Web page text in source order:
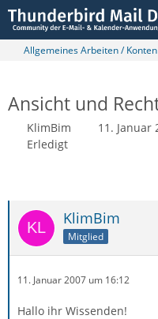
Allgemeines Arbeiten /
Ansicht und
KlimBim 11. Januar
Erledigt
KlimBim
Mitglied
11. Januar 2007 um 16:12
Hallo ihr Wissenden!